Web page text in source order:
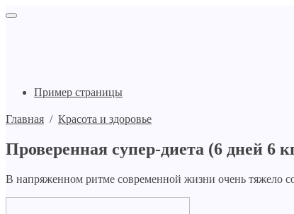
Пример страницы
Главная / Красота и здоровье
Проверенная супер-диета (6 дней 6
В напряженном ритме современной жизни очень тяжело